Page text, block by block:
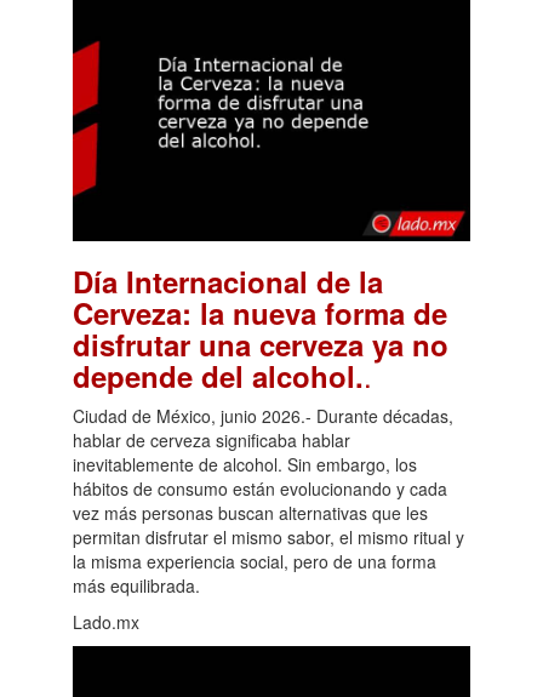
Día Internacional de la
Cerveza: la nueva forma de
disfrutar una cerveza ya no
depende del alcohol..
Ciudad de México, junio 2026.- Durante décadas,
hablar de cerveza significaba hablar
inevitablemente de alcohol. Sin embargo, los
hábitos de consumo están evolucionando y cada
vez más personas buscan alternativas que les
permitan disfrutar el mismo sabor, el mismo ritual y
la misma experiencia social, pero de una forma
más equilibrada.
Lado.mx